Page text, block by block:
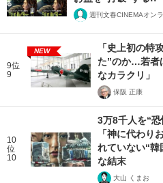
週刊文春CINEMAオン
9位
9
NEW
「史上初の特
た”のか…若者
なカラクリ」
保阪 正康
10
位
10
3万8千人を“
「神に代わり
れていない“韓
な結末
大山 くまお